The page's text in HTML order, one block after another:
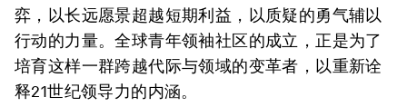
弈，以长远愿景超越短期利益，以质疑的勇气辅以
行动的力量。全球青年领袖社区的成立，正是为了
培育这样一群跨越代际与领域的变革者，以重新诠
释21世纪领导力的内涵。